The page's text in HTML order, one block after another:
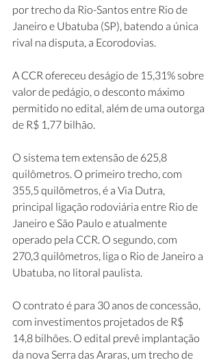
por trecho da Rio-Santos entre Rio de
Janeiro e Ubatuba (SP), batendo a única
rival na disputa, a Ecorodovias.
A CCR ofereceu deságio de 15,31% sobre
valor de pedágio, o desconto máximo
permitido no edital, além de uma outorga
de R$ 1,77 bilhão.
O sistema tem extensão de 625,8
quilômetros. O primeiro trecho, com
355,5 quilômetros, é a Via Dutra,
principal ligação rodoviária entre Rio de
Janeiro e São Paulo e atualmente
operado pela CCR. O segundo, com
270,3 quilômetros, liga o Rio de Janeiro a
Ubatuba, no litoral paulista.
O contrato é para 30 anos de concessão,
com investimentos projetados de R$
14,8 bilhões. O edital prevê implantação
da nova Serra das Araras, um trecho de